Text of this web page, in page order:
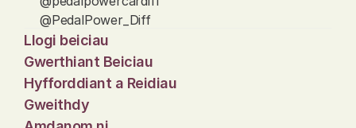
@PedalPower_Diff
Llogi beiciau
Gwerthiant Beiciau
Hyfforddiant a Reidiau
Gweithdy